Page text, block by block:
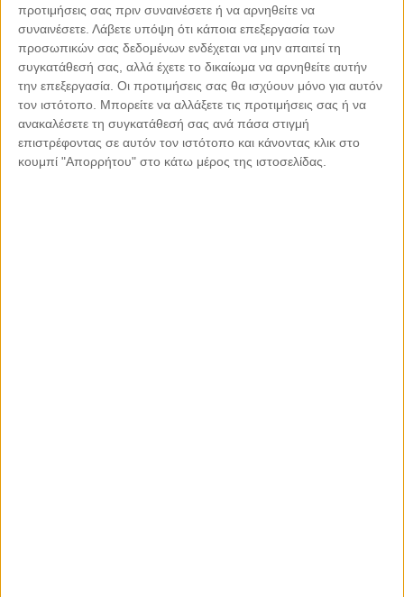
προτιμήσεις σας πριν συναινέσετε ή να αρνηθείτε να
συναινέσετε. Λάβετε υπόψη ότι κάποια επεξεργασία των
προσωπικών σας δεδομένων ενδέχεται να μην απαιτεί τη
συγκατάθεσή σας, αλλά έχετε το δικαίωμα να αρνηθείτε αυτήν
την επεξεργασία. Οι προτιμήσεις σας θα ισχύουν μόνο για αυτόν
τον ιστότοπο. Μπορείτε να αλλάξετε τις προτιμήσεις σας ή να
ανακαλέσετε τη συγκατάθεσή σας ανά πάσα στιγμή
επιστρέφοντας σε αυτόν τον ιστότοπο και κάνοντας κλικ στο
κουμπί "Απορρήτου" στο κάτω μέρος της ιστοσελίδας.
ΜΕ ΤΗΝ ΥΠΟΣΤΗΡΙΞΗ